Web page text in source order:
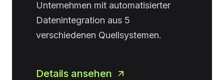
Unternehmen mit automatisierter
Datenintegration aus 5
verschiedenen Quellsystemen.
Details ansehen